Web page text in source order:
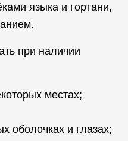
языка и гортани,
при наличии
местах;
оболочках и глазах;